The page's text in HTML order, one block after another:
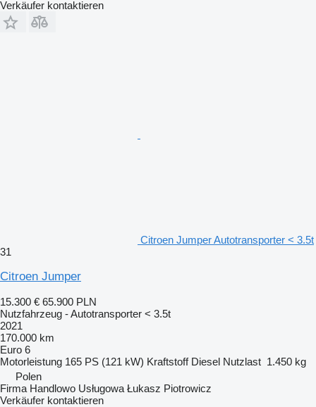
Verkäufer kontaktieren
Citroen Jumper Autotransporter < 3.5t
31
Citroen Jumper
15.300 € 65.900 PLN
Nutzfahrzeug - Autotransporter < 3.5t
2021
170.000 km
Euro 6
Motorleistung 165 PS (121 kW) Kraftstoff Diesel Nutzlast 1.450 kg
Polen
Firma Handlowo Usługowa Łukasz Piotrowicz
Verkäufer kontaktieren